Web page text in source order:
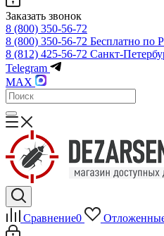
Заказать звонок
8 (800) 350-56-72
8 (800) 350-56-72 Бесплатно по
8 (812) 425-56-72 Санкт-
Telegram
MAX
Сравнение0